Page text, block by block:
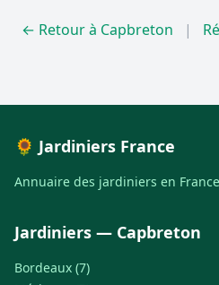
← Retour à Capbreton |
🌻 Jardiniers France
Annuaire des jardiniers en
Jardiniers — Capbreton
Bordeaux (7)